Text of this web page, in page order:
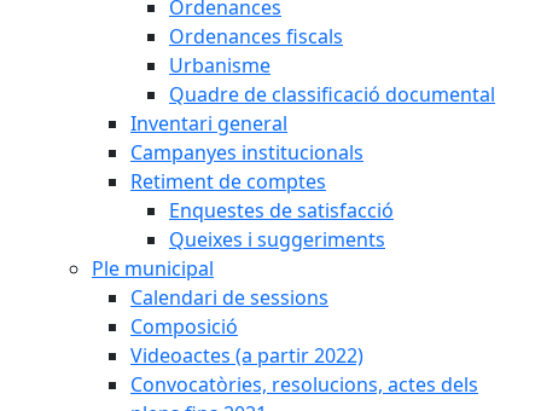
Ordenances
Ordenances fiscals
Urbanisme
Quadre de classificació documental
Inventari general
Campanyes institucionals
Retiment de comptes
Enquestes de satisfacció
Queixes i suggeriments
Ple municipal
Calendari de sessions
Composició
Videoactes (a partir 2022)
Convocatòries, resolucions, actes dels